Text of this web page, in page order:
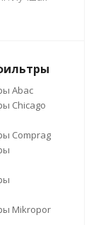
Abac
Chicago
Comprag
Mikropor